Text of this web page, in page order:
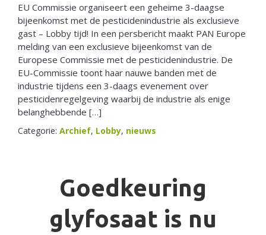
EU Commissie organiseert een geheime 3-daagse
bijeenkomst met de pesticidenindustrie als exclusieve
gast – Lobby tijd! In een persbericht maakt PAN Europe
melding van een exclusieve bijeenkomst van de
Europese Commissie met de pesticidenindustrie. De
EU-Commissie toont haar nauwe banden met de
industrie tijdens een 3-daags evenement over
pesticidenregelgeving waarbij de industrie als enige
belanghebbende […]
Categorie: Archief, Lobby, nieuws
Goedkeuring
glyfosaat is nu